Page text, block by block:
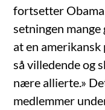
fortsetter
setningen
at en
så villedende og
nære allierte.»
medlemmer